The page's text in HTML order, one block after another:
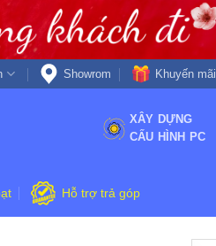
Showrom Khuyến mãi
XÂY DỰNG
CẤU HÌNH PC
Hỗ trợ trả góp